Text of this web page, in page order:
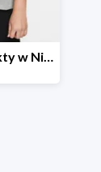
-30% na wybrane produkty w Nike